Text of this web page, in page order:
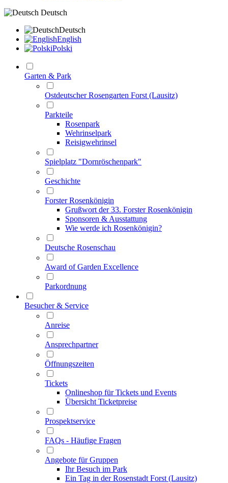
Deutsch
Deutsch
English
Polski
Garten & Park
Ostdeutscher Rosengarten Forst (Lausitz)
Parkteile
Rosenpark
Wehrinselpark
Reisigwehrinsel
Spielplatz "Dornröschenpark"
Geschichte
Forster Rosenkönigin
Grußwort der 33. Forster Rosenkönigin
Sponsoren & Ausstattung
Wie werde ich Rosenkönigin?
Deutsche Rosenschau
Award of Garden Excellence
Parkordnung
Besucher & Service
Anreise
Ansprechpartner
Öffnungszeiten
Tickets
Onlineshop für Tickets und Events
Übersicht Ticketpreise
Prospektservice
FAQs - Häufige Fragen
Angebote für Gruppen
Ihr Besuch im Park
Ein Tag in der Rosenstadt Forst (Lausitz)